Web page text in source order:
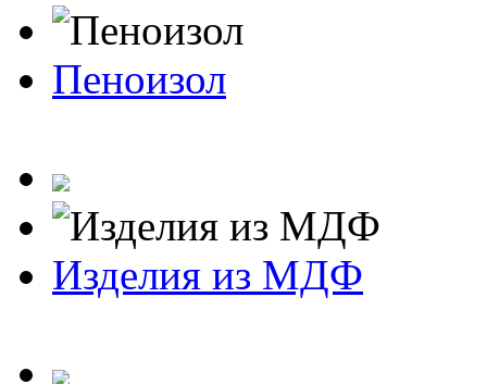
Пеноизол
Изделия из МДФ